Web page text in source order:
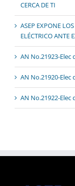
CERCA DE TI
ASEP EXPONE
ELÉCTRICO ANTE
AN No.21923-Elec
AN No.21920-Elec
AN No.21922-Elec